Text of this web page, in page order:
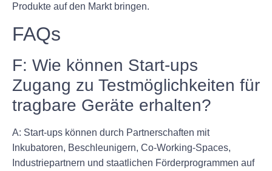
Produkte auf den Markt bringen.
FAQs
F: Wie können Start-ups
Zugang zu Testmöglichkeiten für
tragbare Geräte erhalten?
A: Start-ups können durch Partnerschaften mit
Inkubatoren, Beschleunigern, Co-Working-Spaces,
Industriepartnern und staatlichen Förderprogrammen auf